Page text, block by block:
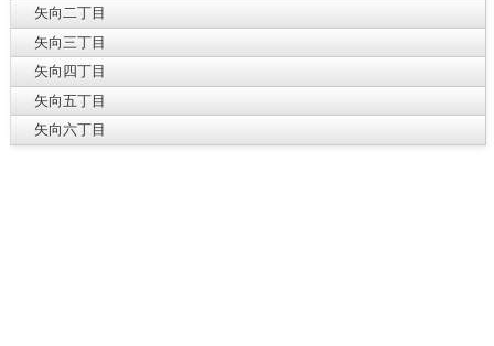
矢向二丁目
矢向三丁目
矢向四丁目
矢向五丁目
矢向六丁目